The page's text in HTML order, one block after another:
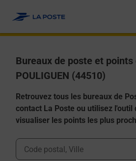
Bureaux de poste et
POULIGUEN (44510)
Retrouvez tous les bureaux de
contact La Poste ou utilisez
visualiser les points les plus
Ville, Département, Code Postal